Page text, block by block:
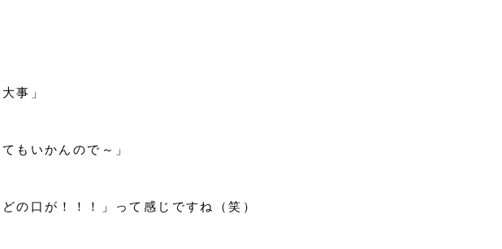
事」
もいかんので～」
の口が！！！」って感じですね（笑）